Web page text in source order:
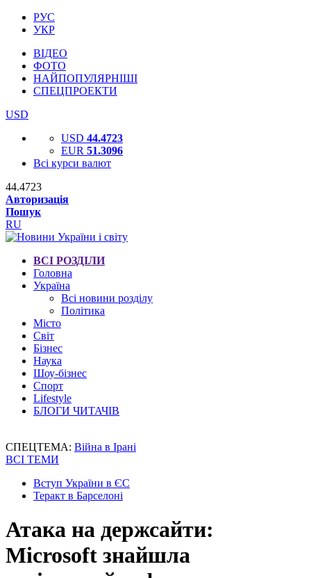
РУС
УКР
ВІДЕО
ФОТО
НАЙПОПУЛЯРНІШІ
СПЕЦПРОЕКТИ
USD
USD 44.4723
EUR 51.3096
Всі курси валют
44.4723
Авторизація
Пошук
RU
ВСІ РОЗДІЛИ
Головна
Україна
Всі новини розділу
Політика
Місто
Світ
Бізнес
Наука
Шоу-бізнес
Спорт
Lifestyle
БЛОГИ ЧИТАЧІВ
СПЕЦТЕМА: Війна в Ірані
ВСІ ТЕМИ
Вступ України в ЄС
Теракт в Барселоні
Атака на держсайти:
Microsoft знайшла